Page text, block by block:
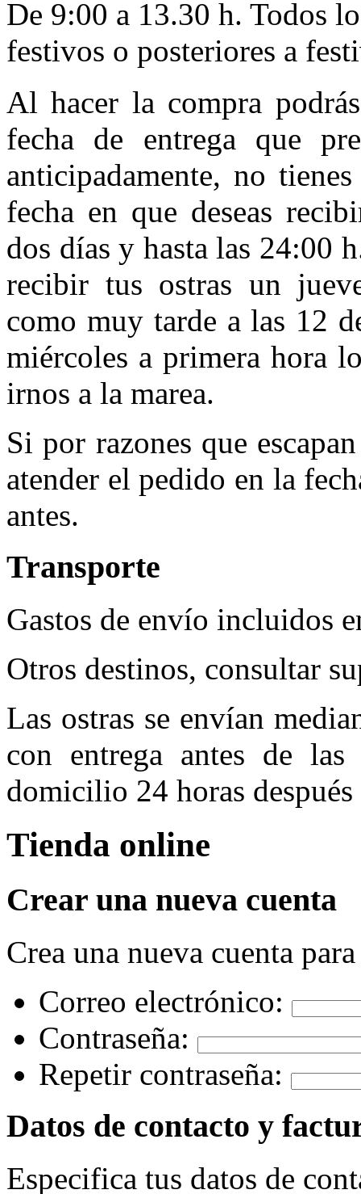
De 9:00 a 13.30 h. Todos
festivos o posteriores a
Al hacer la compra
fecha de entrega que
anticipadamente, no
fecha en que deseas
dos días y hasta las 24:00
recibir tus ostras un
como muy tarde a las 12
miércoles a primera hora
irnos a la marea.
Si por razones que
atender el pedido en la
antes.
Transporte
Gastos de envío incluidos
Otros destinos, consultar
Las ostras se envían
con entrega antes de
domicilio 24 horas después
Tienda online
Crear una nueva cuenta
Crea una nueva cuenta
Correo electrónico:
Contraseña:
Repetir contraseña:
Datos de contacto y
Especifica tus datos de